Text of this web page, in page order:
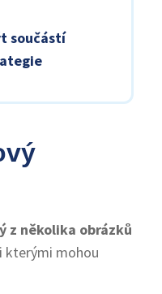
součástí
z několika obrázků
kterými mohou